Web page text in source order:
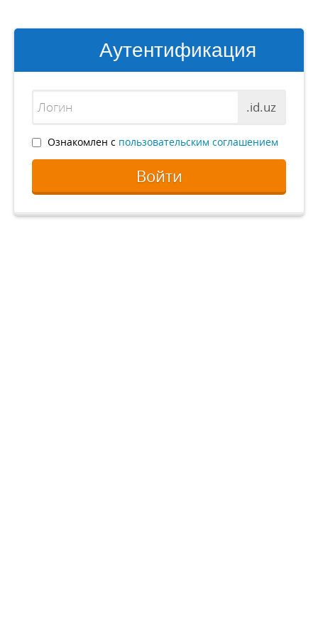
Аутентификация
.id.uz
Ознакомлен с пользовательским соглашением
Войти